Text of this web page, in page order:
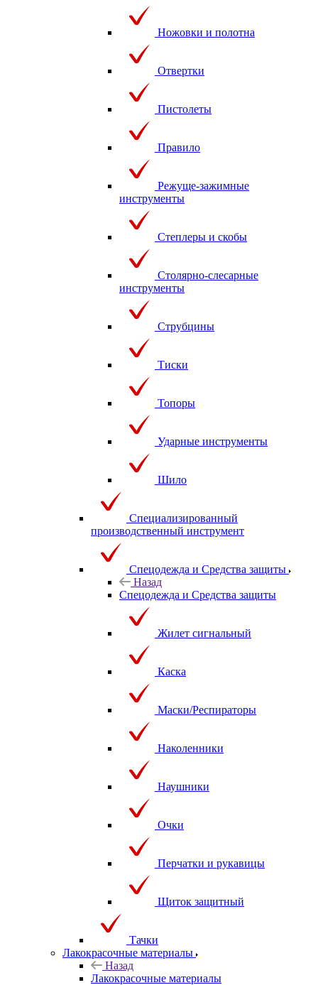
Ножовки и полотна
Отвертки
Пистолеты
Правило
Режуще-зажимные
инструменты
Степлеры и скобы
Столярно-слесарные
инструменты
Струбцины
Тиски
Топоры
Ударные инструменты
Шило
Специализированный
производственный инструмент
Спецодежда и Средства защиты
Назад
Спецодежда и Средства защиты
Жилет сигнальный
Каска
Маски/Респираторы
Наколенники
Наушники
Очки
Перчатки и рукавицы
Щиток защитный
Тачки
Лакокрасочные материалы
Назад
Лакокрасочные материалы